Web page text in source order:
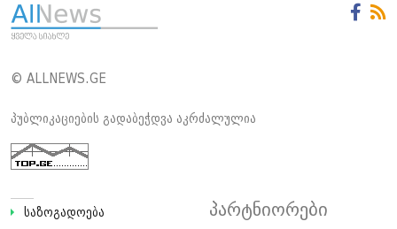
© ALLNEWS.GE
პუბლიკაციების გადაბეჭდვა აკრძალულია
საზოგადოება
პარტნიორები